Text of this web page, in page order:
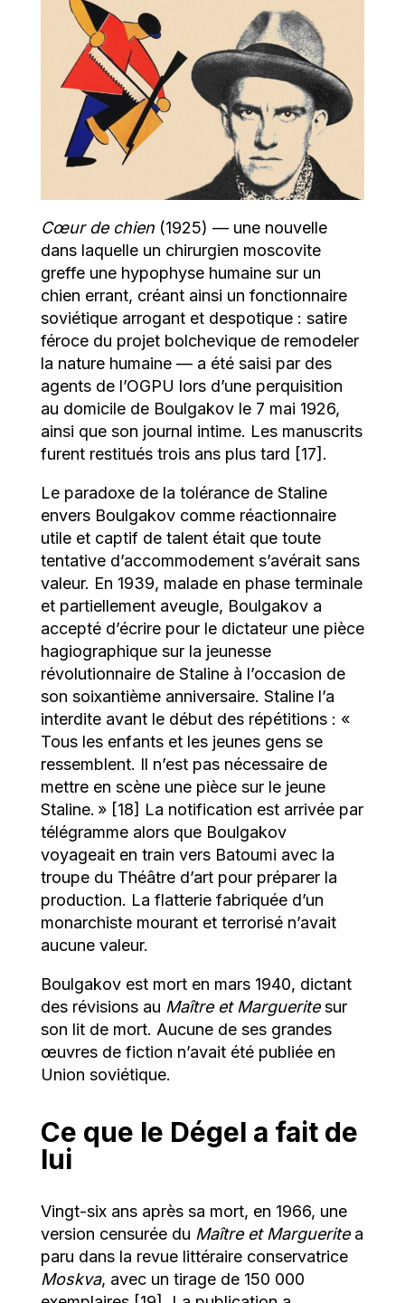
Cœur de chien(1925) — une nouvelle
dans laquelle un chirurgien moscovite
greffe une hypophyse humaine sur un
chien errant, créant ainsi un fonctionnaire
soviétique arrogant et despotique : satire
féroce du projet bolchevique de remodeler
la nature humaine — a été saisi par des
agents de l’OGPU lors d’une perquisition
au domicile de Boulgakov le 7 mai 1926,
ainsi que son journal intime. Les manuscrits
furent restitués trois ans plus tard [17].
Le paradoxe de la tolérance de Staline
envers Boulgakov comme réactionnaire
utile et captif de talent était que toute
tentative d’accommodement s’avérait sans
valeur. En 1939, malade en phase terminale
et partiellement aveugle, Boulgakov a
accepté d’écrire pour le dictateur une pièce
hagiographique sur la jeunesse
révolutionnaire de Staline à l’occasion de
son soixantième anniversaire. Staline l’a
interdite avant le début des répétitions : «
Tous les enfants et les jeunes gens se
ressemblent. Il n’est pas nécessaire de
mettre en scène une pièce sur le jeune
Staline. » [18] La notification est arrivée par
télégramme alors que Boulgakov
voyageait en train vers Batoumi avec la
troupe du Théâtre d’art pour préparer la
production. La flatterie fabriquée d’un
monarchiste mourant et terrorisé n’avait
aucune valeur.
Boulgakov est mort en mars 1940, dictant
des révisions au Maître et Margueritesur
son lit de mort. Aucune de ses grandes
œuvres de fiction n’avait été publiée en
Union soviétique.
Ce que le Dégel a fait de
lui
Vingt-six ans après sa mort, en 1966, une
version censurée du Maître et Margueritea
paru dans la revue littéraire conservatrice
Moskva, avec un tirage de 150 000